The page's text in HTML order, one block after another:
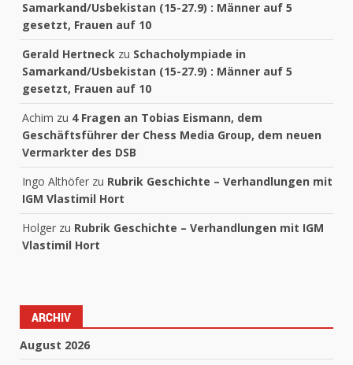
Samarkand/Usbekistan (15-27.9) : Männer auf 5
gesetzt, Frauen auf 10
Gerald Hertneck zu Schacholympiade in
Samarkand/Usbekistan (15-27.9) : Männer auf 5
gesetzt, Frauen auf 10
Achim zu 4 Fragen an Tobias Eismann, dem
Geschäftsführer der Chess Media Group, dem neuen
Vermarkter des DSB
Ingo Althöfer zu Rubrik Geschichte – Verhandlungen mit
IGM Vlastimil Hort
Holger zu Rubrik Geschichte – Verhandlungen mit IGM
Vlastimil Hort
ARCHIV
August 2026